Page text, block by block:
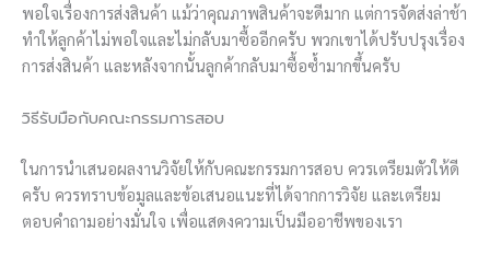
พอใจเรื่องการส่งสินค้า แม้ว่าคุณภาพสินค้าจะดีมาก แต่การจัดส่งล่าช้า
ทำให้ลูกค้าไม่พอใจและไม่กลับมาซื้ออีกครับ พวกเขาได้ปรับปรุงเรื่อง
การส่งสินค้า และหลังจากนั้นลูกค้ากลับมาซื้อซ้ำมากขึ้นครับ
วิธีรับมือกับคณะกรรมการสอบ
ในการนำเสนอผลงานวิจัยให้กับคณะกรรมการสอบ ควรเตรียมตัวให้ดี
ครับ ควรทราบข้อมูลและข้อเสนอแนะที่ได้จากการวิจัย และเตรียม
ตอบคำถามอย่างมั่นใจ เพื่อแสดงความเป็นมืออาชีพของเรา